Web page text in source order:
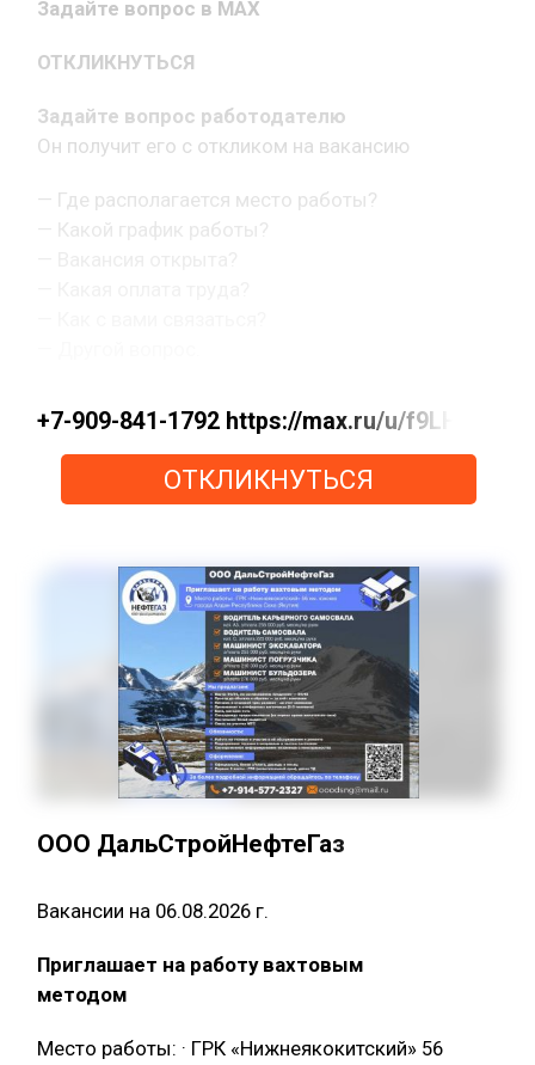
Задайте вопрос в MAX
ОТКЛИКНУТЬСЯ
Задайте вопрос работодателю
Он получит его с откликом на вакансию
— Где располагается место работы?
— Какой график работы?
+7-909-841-1792 https://max.ru/u/
ОТКЛИКНУТЬСЯ
ООО ДальСтройНефтеГаз
Вакансии на 06.08.2026 г.
Приглашает на работу вахтовым
методом
Место работы: · ГРК «Нижнеякокитский» 56